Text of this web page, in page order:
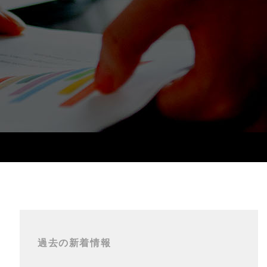
過去の新着情報